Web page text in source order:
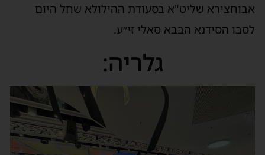
אבוחצירא שליט"א בסעודת ההילולא שחל היום
לסבו הסידנא הבבא סאלי זי״ע.
גלריה: